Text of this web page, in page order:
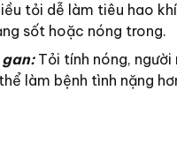
tỏi dễ làm tiêu hao
sốt hoặc nóng trong.
Tỏi tính nóng, người
làm bệnh tình nặng